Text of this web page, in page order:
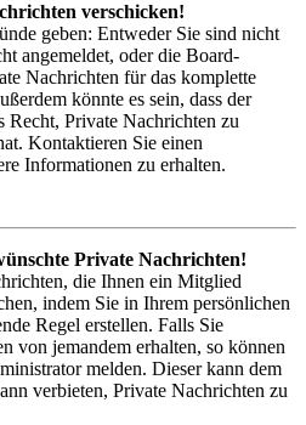
verschicken!
geben: Entweder Sie sind nicht
angemeldet, oder die Board-
Nachrichten für das komplette
könnte es sein, dass der
Recht, Private Nachrichten zu
Kontaktieren Sie einen
Informationen zu erhalten.
Private Nachrichten!
die Ihnen ein Mitglied
indem Sie in Ihrem persönlichen
Regel erstellen. Falls Sie
von jemandem erhalten, so können
melden. Dieser kann dem
verbieten, Private Nachrichten zu